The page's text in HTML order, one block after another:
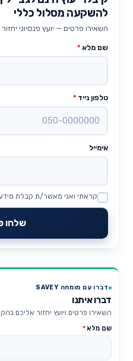
להשקעה מסלול כללי
השאירו פרטים — יועץ פנסיוני יחזור
שם מלא *
טלפון נייד *
אימייל
Website
קראתי ואני מאשר/ת קבלת מידע
שלחו
דברו עם מומחה SAVEY
דברו איתנו
השאירו פרטים ויועץ יחזור אליכם
שם מלא*